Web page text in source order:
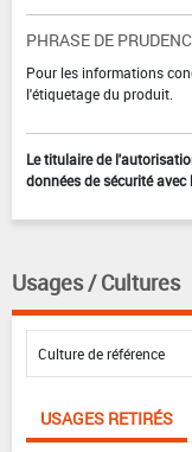
PHRASE DE
Pour les informations
l'étiquetage du produit.
Le titulaire de
données de sécurité
Usages / Cultures
USAGES RETIRÉS